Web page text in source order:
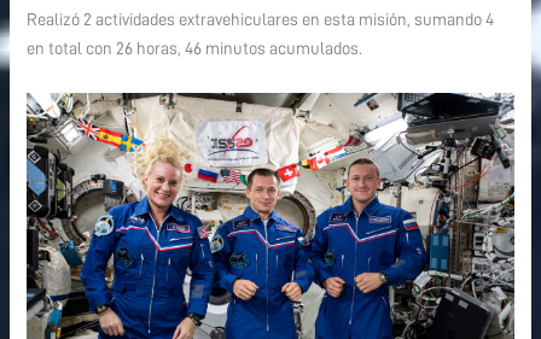
Realizó 2 actividades extravehiculares en esta misión, sumando 4
en total con 26 horas, 46 minutos acumulados.